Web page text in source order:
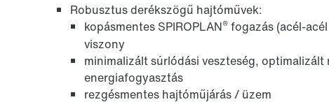
/DUE diagnosztikaegység opciók
Robusztus derékszögű hajtóművek:
kopásmentes SPIROPLAN® fogazás (acél-
viszony
minimalizált súrlódási veszteség,
energiafogyasztás
rezgésmentes hajtóműjárás / üzem